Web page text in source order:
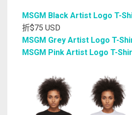
MSGM Black Artist Logo T-
折$75 USD
MSGM Grey Artist Logo T-
MSGM Pink Artist Logo T-